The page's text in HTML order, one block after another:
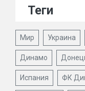
Теги
Мир Украина
Динамо
Испания ФК